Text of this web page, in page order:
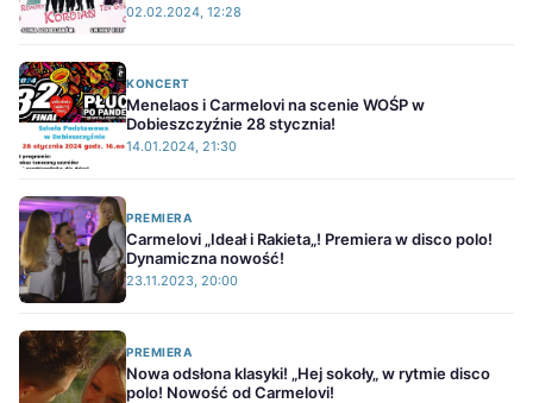
02.02.2024, 12:28
KONCERT
Menelaos i Carmelovi na scenie WOŚP w
Dobieszczyźnie 28 stycznia!
14.01.2024, 21:30
PREMIERA
Carmelovi „Ideał i Rakieta„! Premiera w disco polo!
Dynamiczna nowość!
23.11.2023, 20:00
PREMIERA
Nowa odsłona klasyki! „Hej sokoły„ w rytmie disco
polo! Nowość od Carmelovi!